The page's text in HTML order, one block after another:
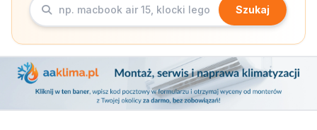
Szukaj